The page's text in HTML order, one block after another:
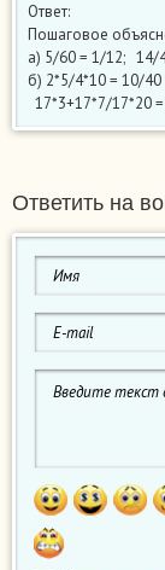
Ответ:
Пошаговое
а) 5/60 = 1/12; 14/
б) 2*5/4*10 = 10/
17*3+17*7/17*20​ =
Ответить на